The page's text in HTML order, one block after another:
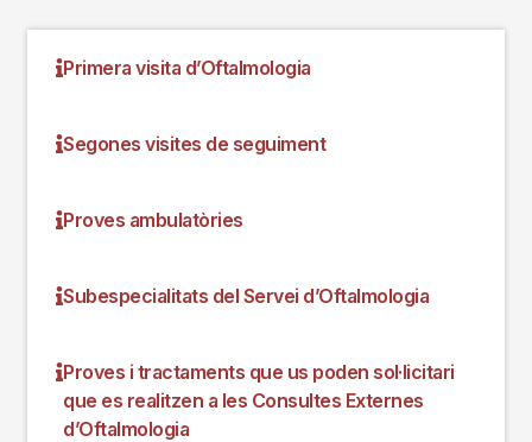
Primera visita d’Oftalmologia
Segones visites de seguiment
Proves ambulatòries
Subespecialitats del Servei d’Oftalmologia
Proves i tractaments que us poden sol·licitari
que es realitzen a les Consultes Externes
d’Oftalmologia